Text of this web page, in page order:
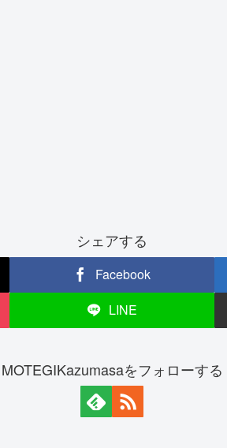
シェアする
Facebook
LINE
MOTEGIKazumasaをフォローする